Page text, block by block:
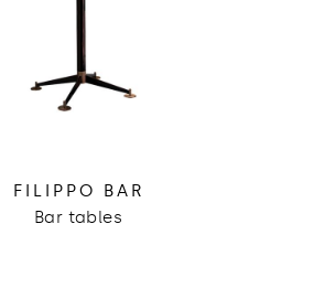
FILIPPO BAR
Bar tables